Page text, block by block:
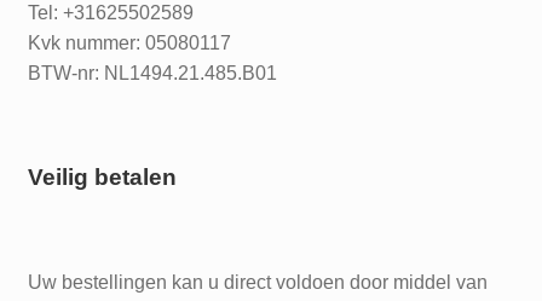
Tel: +31625502589
Kvk nummer: 05080117
BTW-nr: NL1494.21.485.B01
Veilig betalen
Uw bestellingen kan u direct voldoen door middel van